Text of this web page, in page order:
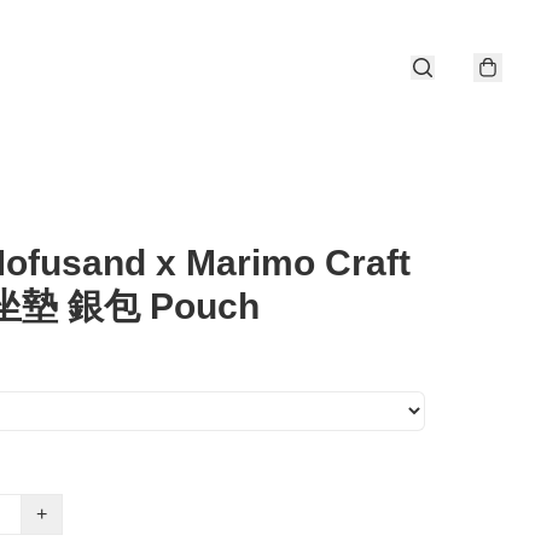
x Marimo Craft
墊 銀包 Pouch
+